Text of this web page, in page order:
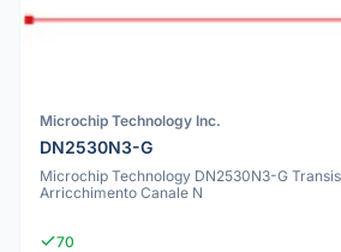
Microchip Technology Inc.
DN2530N3-G
Microchip Technology DN2530N3-G
Arricchimento Canale N
70